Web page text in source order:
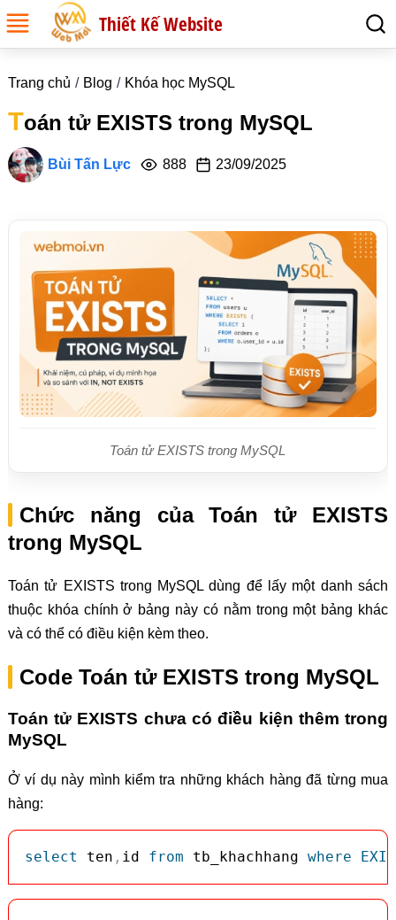
Thiết Kế Website
Trang chủ Blog Khóa học MySQL
Toán tử EXISTS trong MySQL
Bùi Tấn Lực 888 23/09/2025
Toán tử EXISTS trong MySQL
Chức năng của Toán tử EXISTS
trong MySQL
Toán tử EXISTS trong MySQL dùng để lấy một danh sách
thuộc khóa chính ở bảng này có nằm trong một bảng khác
và có thể có điều kiện kèm theo.
Code Toán tử EXISTS trong MySQL
Toán tử EXISTS chưa có điều kiện thêm trong
MySQL
Ở ví dụ này mình kiểm tra những khách hàng đã từng mua
hàng:
select ten , id from tb_khachhang where